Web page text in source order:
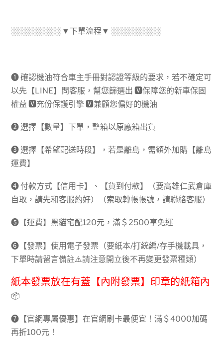
░░░░░░░░░ ▼下單流程▼ ░░░░░░░░░
➊ 確認機油符合車主手冊對認證等級的要求，若不確定可
以先【LINE】問客服，幫您篩選出🆅保障您的新車保固
權益🆅充份保護引擎🆅兼顧您偏好的機油
➋ 選擇【數量】下單，整箱以原廠箱出貨
➌ 選擇【希望配送時段】，若是離島，需額外加購【離島
運費】
➍ 付款方式【信用卡】、【貨到付款】（要高雄仁武倉庫
自取，請先和客服約好）（索取轉帳帳號，請聯絡客服）
➎【運費】黑貓宅配120元，滿＄2500享免運
➏【發票】使用電子發票（要紙本/打統編/存手機載具，
下單時請留言備註⚠️請注意開立後不再變更發票種類）
紙本發票放在有蓋【內附發票】印章的紙箱內
📦
➐【官網專屬優惠】在官網刷卡最便宜！滿＄4000加碼
再折100元！